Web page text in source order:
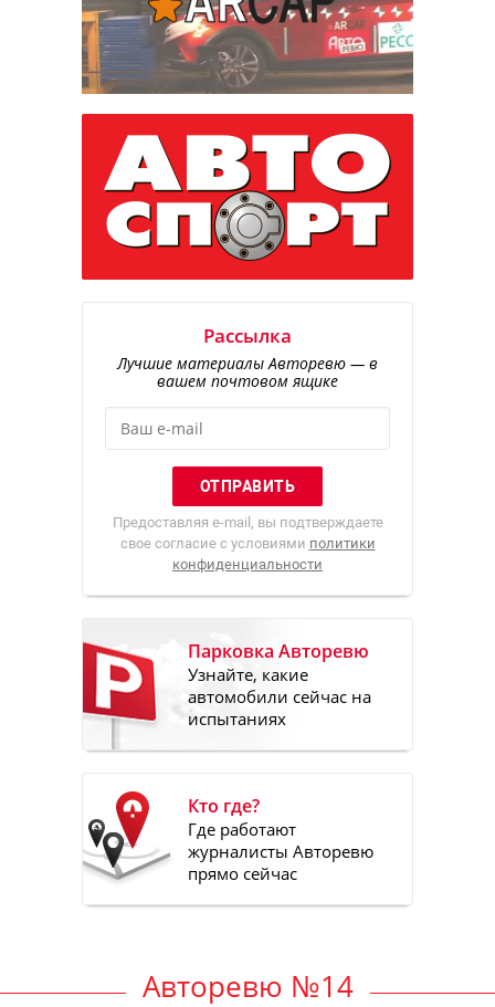
Рассылка
Лучшие материалы Авторевю — в
вашем почтовом ящике
Предоставляя e-mail, вы подтверждаете
свое согласие с условиями политики
конфиденциальности
Парковка Авторевю
Узнайте, какие
автомобили сейчас на
испытаниях
Кто где?
Где работают
журналисты Авторевю
прямо сейчас
Авторевю №14